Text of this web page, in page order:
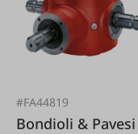
#FA44819
Bondioli & Pavesi